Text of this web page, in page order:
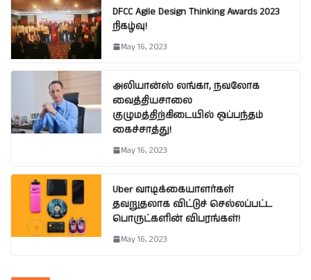
DFCC Agile Design Thinking Awards 2023
நிகழ்வு!
May 16, 2023
அலியான்ஸ் லங்கா, நவலோக
வைத்தியசாலை
குழுமத்திற்கிடையில் ஒப்பந்தம்
கைச்சாத்து!
May 16, 2023
Uber வாடிக்கையாளர்கள்
தவறுதலாக விட்டுச் செல்லப்பட்ட
பொருட்களின் விபரங்கள்!
May 16, 2023